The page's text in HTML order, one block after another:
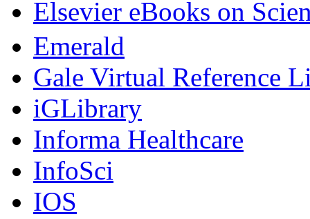
Elsevier eBooks on
Emerald
Gale Virtual Reference
iGLibrary
Informa Healthcare
InfoSci
IOS